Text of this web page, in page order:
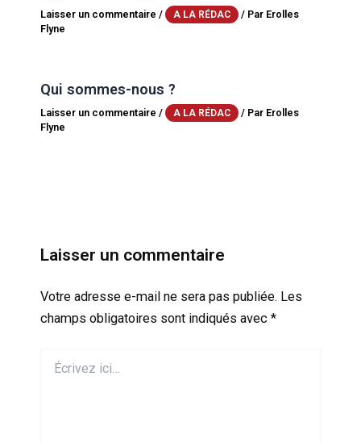
Laisser un commentaire / A LA RÉDAC / Par Erolles
Flyne
Qui sommes-nous ?
Laisser un commentaire / A LA RÉDAC / Par Erolles
Flyne
Laisser un commentaire
Votre adresse e-mail ne sera pas publiée. Les
champs obligatoires sont indiqués avec *
ici…